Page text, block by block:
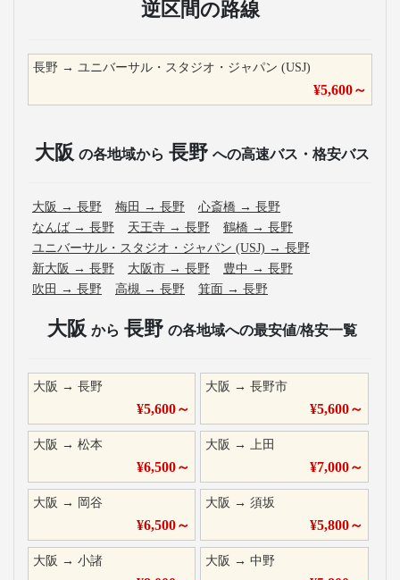
逆区間の路線
長野 → ユニバーサル・スタジオ・ジャパン (USJ)
¥5,600～
大阪 の各地域から 長野 への高速バス・格安バス
大阪 → 長野 梅田 → 長野 心斎橋 → 長野
なんば → 長野 天王寺 → 長野 鶴橋 → 長野
ユニバーサル・スタジオ・ジャパン (USJ) → 長野
新大阪 → 長野 大阪市 → 長野 豊中 → 長野
吹田 → 長野 高槻 → 長野 箕面 → 長野
大阪 から 長野 の各地域への最安値/格安一覧
大阪 → 長野
¥5,600～
大阪 →長野市
¥5,600～
大阪 → 松本
¥6,500～
大阪 →上田
¥7,000～
大阪 → 岡谷
¥6,500～
大阪 →須坂
¥5,800～
大阪 → 小諸 大阪 →中野